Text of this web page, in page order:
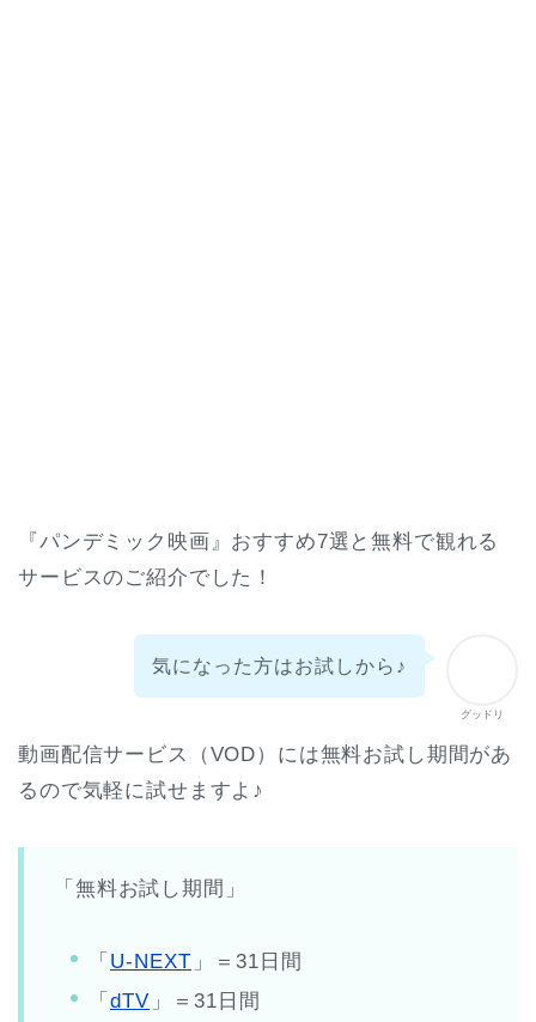
『パンデミック映画』おすすめ7選と無料で観れる
サービスのご紹介でした！
グッドリ
気になった方はお試しから♪
動画配信サービス（VOD）には無料お試し期間があ
るので気軽に試せますよ♪
「無料お試し期間」
「 U-NEXT 」＝31日間
「 dTV 」＝31日間